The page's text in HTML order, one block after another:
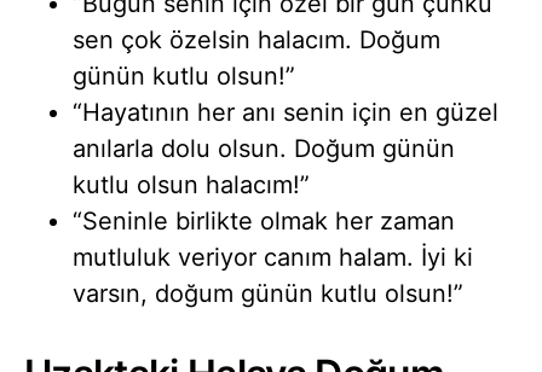
sen çok özelsin halacım. Doğum
günün kutlu olsun!”
“Hayatının her anı senin için en güzel
anılarla dolu olsun. Doğum günün
kutlu olsun halacım!”
“Seninle birlikte olmak her zaman
mutluluk veriyor canım halam. İyi ki
varsın, doğum günün kutlu olsun!”